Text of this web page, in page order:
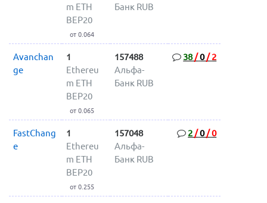
m ETH
BEP20
от 0.064
Банк RUB
Avanchan
ge
1
Ethereu
m ETH
BEP20
от 0.065
157488
Альфа-
Банк RUB
38/0/ 2
FastChang
e
1
Ethereu
m ETH
BEP20
от 0.255
157048
Альфа-
Банк RUB
2 /0/0